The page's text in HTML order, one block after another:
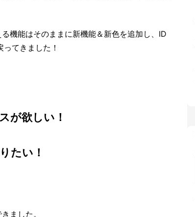
機能はそのままに新機能＆新色を追加し、ID
てきました！
が欲しい！
たい！
ました。